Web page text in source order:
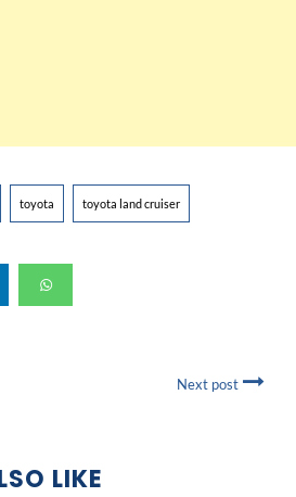
toyota toyota land cruiser
Next post
LIKE